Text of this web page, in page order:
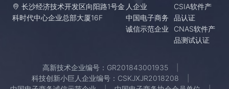
长沙经济技术开发区向阳路1号金
科时代中心企业总部大厦16F
人企业
中国电子商务
诚信示范企业
CSIA软件产
品认证
CNAS软件产
品测试认证
高新技术企业编号：GR201843001935
科技创新小巨人企业编号：CSKJXJR2018208